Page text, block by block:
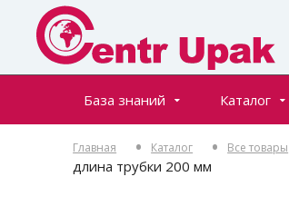
База знаний
Частые вопросы
Каталог
Флаконы
Главная Каталог Все товары
длина трубки 200 мм